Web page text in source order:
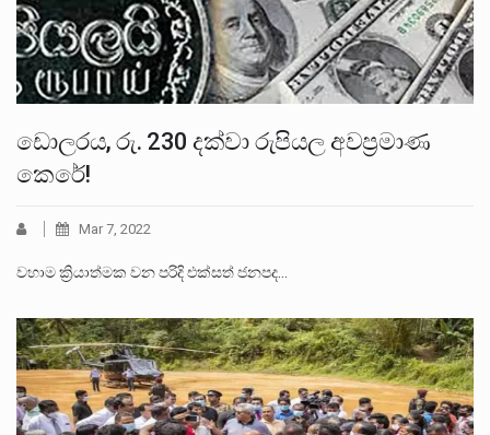
ඩොලරය, රු. 230 දක්වා රුපියල අවප්‍රමාණ
කෙරේ!
Mar 7, 2022
වහාම ක්‍රියාත්මක වන පරිදි එක්සත් ජනපද…